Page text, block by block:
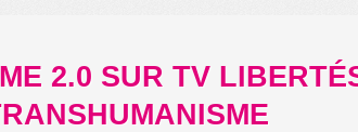
2.0 SUR TV